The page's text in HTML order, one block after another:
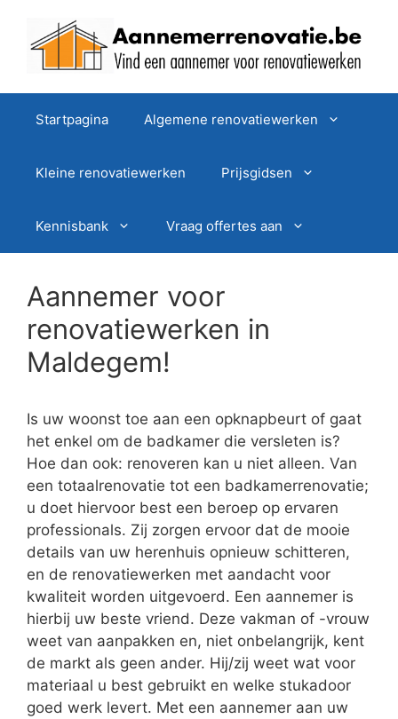
Startpagina Algemene renovatiewerken
Kleine renovatiewerken Prijsgidsen
Kennisbank Vraag offertes aan
Aannemer voor
renovatiewerken in
Maldegem!
Is uw woonst toe aan een opknapbeurt of gaat
het enkel om de badkamer die versleten is?
Hoe dan ook: renoveren kan u niet alleen. Van
een totaalrenovatie tot een badkamerrenovatie;
u doet hiervoor best een beroep op ervaren
professionals. Zij zorgen ervoor dat de mooie
details van uw herenhuis opnieuw schitteren,
en de renovatiewerken met aandacht voor
kwaliteit worden uitgevoerd. Een aannemer is
hierbij uw beste vriend. Deze vakman of -vrouw
weet van aanpakken en, niet onbelangrijk, kent
de markt als geen ander. Hij/zij weet wat voor
materiaal u best gebruikt en welke stukadoor
goed werk levert. Met een aannemer aan uw